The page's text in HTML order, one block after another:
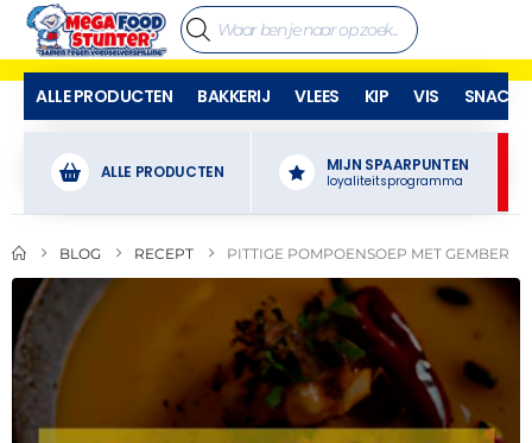
ALLE PRODUCTEN BAKKERIJ VLEES KIP VIS SNACKS
ALLE PRODUCTEN MIJN SPAARPUNTEN
loyaliteitsprogramma
BLOG RECEPT PITTIGE POMPOENSOEP MET GEMBER